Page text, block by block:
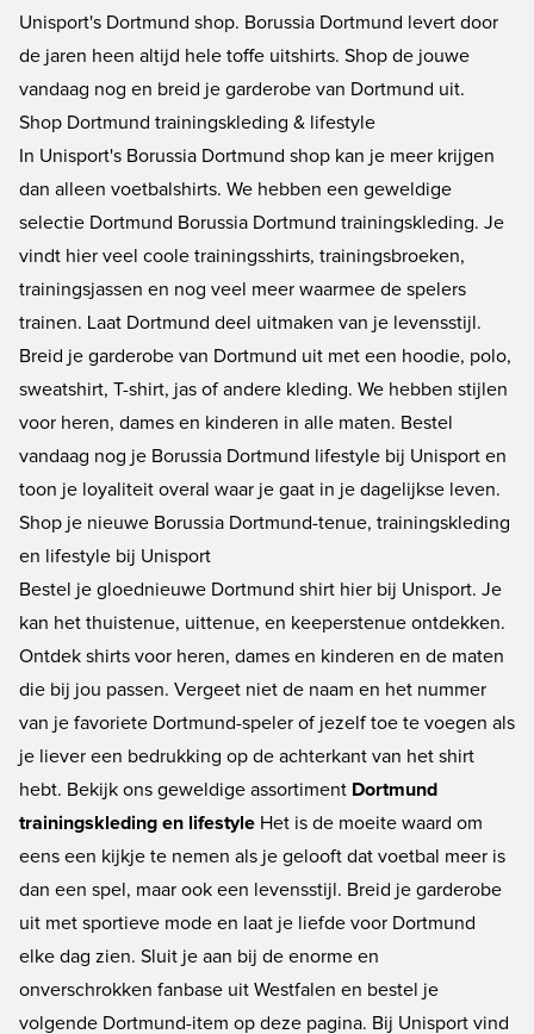
Unisport's Dortmund shop. Borussia Dortmund levert door
de jaren heen altijd hele toffe uitshirts. Shop de jouwe
vandaag nog en breid je garderobe van Dortmund uit.
Shop Dortmund trainingskleding & lifestyle
In Unisport's Borussia Dortmund shop kan je meer krijgen
dan alleen voetbalshirts. We hebben een geweldige
selectie Dortmund Borussia Dortmund trainingskleding. Je
vindt hier veel coole trainingsshirts, trainingsbroeken,
trainingsjassen en nog veel meer waarmee de spelers
trainen. Laat Dortmund deel uitmaken van je levensstijl.
Breid je garderobe van Dortmund uit met een hoodie, polo,
sweatshirt, T-shirt, jas of andere kleding. We hebben stijlen
voor heren, dames en kinderen in alle maten. Bestel
vandaag nog je Borussia Dortmund lifestyle bij Unisport en
toon je loyaliteit overal waar je gaat in je dagelijkse leven.
Shop je nieuwe Borussia Dortmund-tenue, trainingskleding
en lifestyle bij Unisport
Bestel je gloednieuwe Dortmund shirt hier bij Unisport. Je
kan het thuistenue, uittenue, en keeperstenue ontdekken.
Ontdek shirts voor heren, dames en kinderen en de maten
die bij jou passen. Vergeet niet de naam en het nummer
van je favoriete Dortmund-speler of jezelf toe te voegen als
je liever een bedrukking op de achterkant van het shirt
hebt. Bekijk ons ​​geweldige assortiment Dortmund
trainingskleding en lifestyle Het is de moeite waard om
eens een kijkje te nemen als je gelooft dat voetbal meer is
dan een spel, maar ook een levensstijl. Breid je garderobe
uit met sportieve mode en laat je liefde voor Dortmund
elke dag zien. Sluit je aan bij de enorme en
onverschrokken fanbase uit Westfalen en bestel je
volgende Dortmund-item op deze pagina. Bij Unisport vind